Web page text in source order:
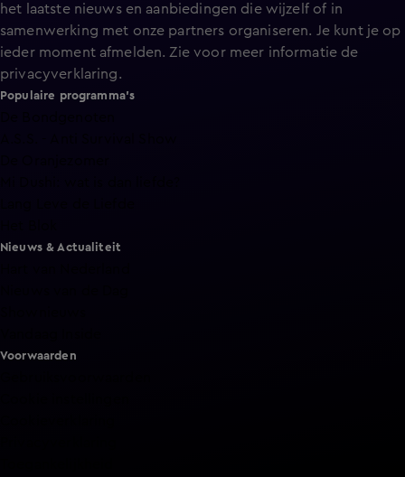
het laatste nieuws en aanbiedingen die wijzelf of in
samenwerking met onze partners organiseren. Je kunt je op
ieder moment afmelden. Zie voor meer informatie de
privacyverklaring.
Populaire programma's
Nieuws & Actualiteit
Voorwaarden